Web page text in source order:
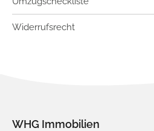
Widerrufsrecht
WHG Immobilien